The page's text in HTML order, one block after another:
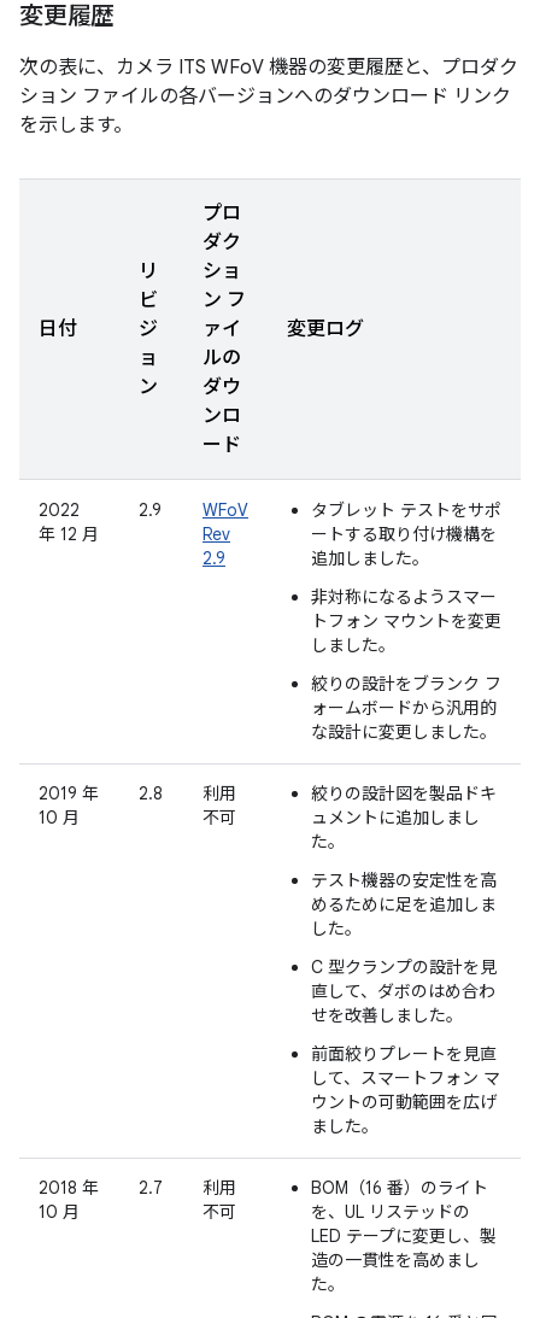
変更履歴
次の表に、カメラ ITS WFoV 機器の変更履歴と、プロダク
ション ファイルの各バージョンへのダウンロード リンク
を示します。
日付
リ
ビ
ジ
ョ
ン
プロ
ダク
ショ
ン フ
ァイ
ルの
ダウ
ンロ
ード
変更ログ
2022
年 12 月
2.9
WFoV
Rev
2.9
タブレット テストをサポ
ートする取り付け機構を
追加しました。
非対称になるようスマー
トフォン マウントを変更
しました。
絞りの設計をブランク フ
ォームボードから汎用的
な設計に変更しました。
2019 年
10 月
2.8
利用
不可
絞りの設計図を製品ドキ
ュメントに追加しまし
た。
テスト機器の安定性を高
めるために足を追加しま
した。
C 型クランプの設計を見
直して、ダボのはめ合わ
せを改善しました。
前面絞りプレートを見直
して、スマートフォン マ
ウントの可動範囲を広げ
ました。
2018 年
10 月
2.7
利用
不可
BOM（16 番）のライト
を、UL リステッドの
LED テープに変更し、製
造の一貫性を高めまし
た。